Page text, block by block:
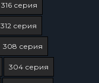
316 серия
312 серия
308 серия
304 серия